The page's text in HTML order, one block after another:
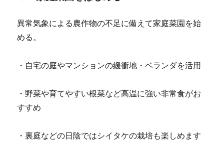
異常気象による農作物の不足に備えて家庭菜園を始
める。
・自宅の庭やマンションの緩衝地・ベランダを活用
・野菜や育てやすい根菜など高温に強い非常食がお
すすめ
・裏庭などの日陰ではシイタケの栽培も楽しめます